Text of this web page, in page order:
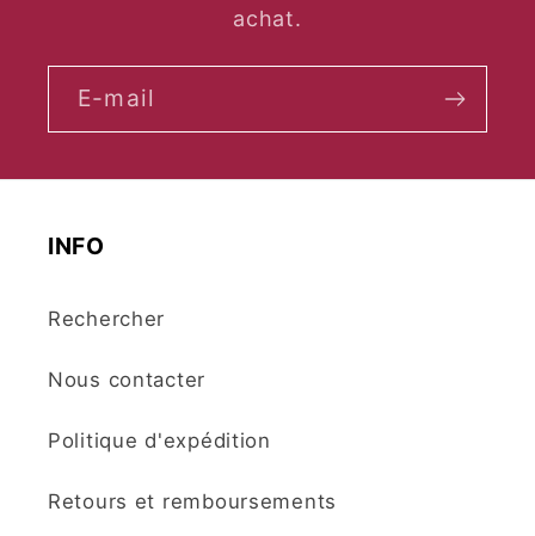
achat.
E-mail
INFO
Rechercher
Nous contacter
Politique d'expédition
Retours et remboursements